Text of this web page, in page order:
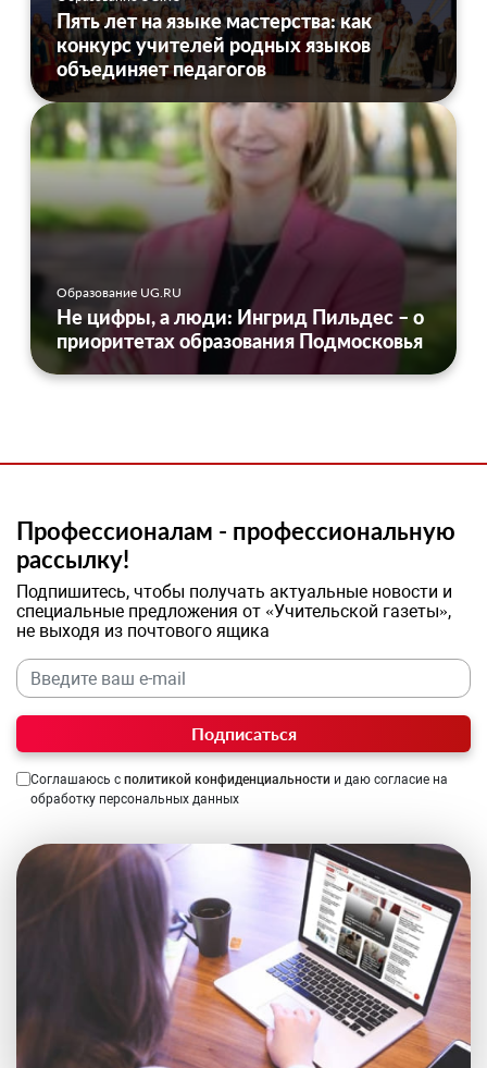
Пять лет на языке мастерства: как
конкурс учителей родных языков
объединяет педагогов
Образование UG.RU
Не цифры, а люди: Ингрид Пильдес – о
приоритетах образования Подмосковья
Профессионалам - профессиональную
рассылку!
Подпишитесь, чтобы получать актуальные новости и
специальные предложения от «Учительской газеты»,
не выходя из почтового ящика
Подписаться
Соглашаюсь с политикой конфиденциальности и даю согласие на
обработку персональных данных